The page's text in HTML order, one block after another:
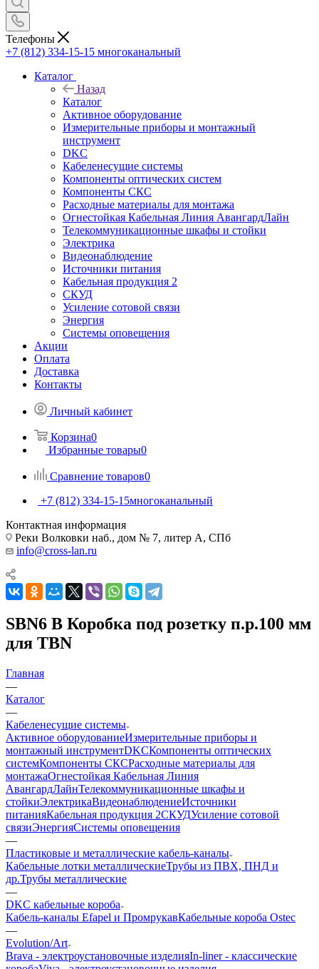
Телефоны
+7 (812) 334-15-15 многоканальный
Каталог
Назад
Каталог
Активное оборудование
Измерительные приборы и монтажный
инструмент
DKC
Кабеленесущие системы
Компоненты оптических систем
Компоненты СКС
Расходные материалы для монтажа
Огнестойкая Кабельная Линия АвангардЛайн
Телекоммуникационные шкафы и стойки
Электрика
Видеонаблюдение
Источники питания
Кабельная продукция 2
СКУД
Усиление сотовой связи
Энергия
Системы оповещения
Акции
Оплата
Доставка
Контакты
Личный кабинет
Корзина0
Избранные товары0
Сравнение товаров0
+7 (812) 334-15-15многоканальный
Контактная информация
Реки Волковки наб., дом № 7, литер А, СПб
info@cross-lan.ru
SBN6 B Коробка под розетку п.р.100 мм
для TBN
Главная
—
Каталог
—
Кабеленесущие системы
Активное оборудованиеИзмерительные приборы и
монтажный инструментDKCКомпоненты оптических
системКомпоненты СКСРасходные материалы для
монтажаОгнестойкая Кабельная Линия
АвангардЛайнТелекоммуникационные шкафы и
стойкиЭлектрикаВидеонаблюдениеИсточники
питанияКабельная продукция 2СКУДУсиление сотовой
связиЭнергияСистемы оповещения
—
Пластиковые и металлические кабель-каналы
Кабельные лотки металлическиеТрубы из ПВХ, ПНД и
др.Трубы металлические
—
DKC кабельные короба
Кабель-каналы Efapel и ПромрукавКабельные короба Ostec
—
Evolution/Art
Brava - электроустановочные изделияIn-liner - классические